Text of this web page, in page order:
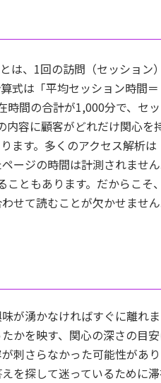
は、1回の訪問（セッション
式は「平均セッション時間
間の合計が1,000分で、セ
容に顧客がどれだけ関心を
ます。多くのアクセス解析
ージの時間は計測されませ
ともあります。だからこそ
せて読むことが欠かせません
が湧かなければすぐに離れ
かを映す、関心の深さの目
刺さらなかった可能性があ
を探して迷っているために